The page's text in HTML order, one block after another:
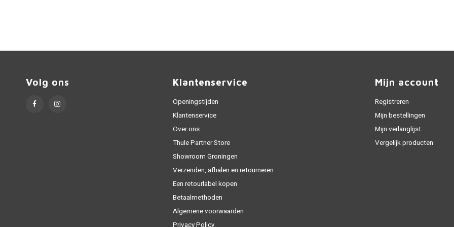
Volg ons Klantenservice
Openingstijden
Klantenservice
Over ons
Thule Partner Store
Showroom Groningen
Verzenden, afhalen en retourneren
Een retourlabel kopen
Betaalmethoden
Algemene voorwaarden
Privacy Policy
Mijn account
Registreren
Mijn bestellingen
Mijn verlanglijst
Vergelijk producten